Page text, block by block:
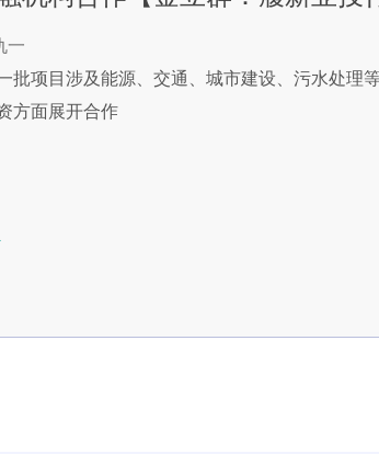
一
批项目涉及能源、交通、城市建设、污水处理
方面展开合作